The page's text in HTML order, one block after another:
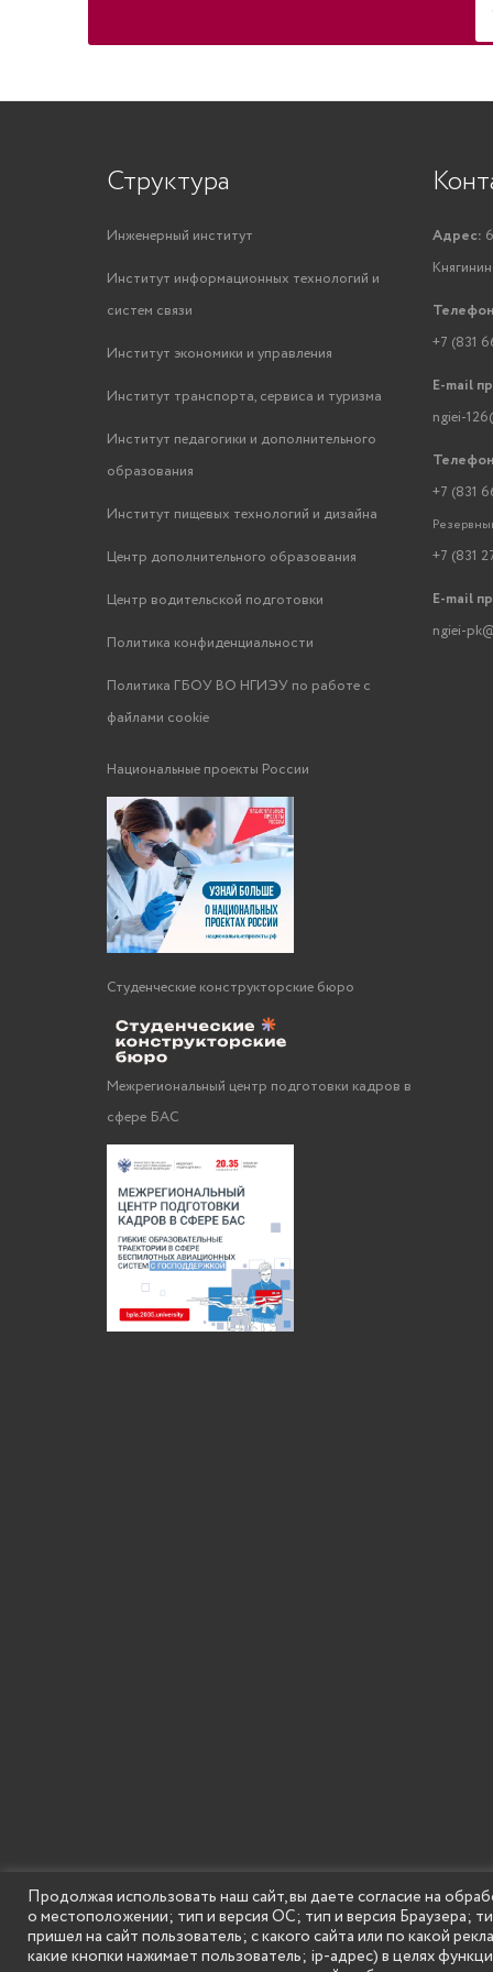
Структура
Инженерный институт
Институт информационных технологий и
систем связи
Институт экономики и управления
Институт транспорта, сервиса и туризма
Институт педагогики и дополнительного
образования
Институт пищевых технологий и дизайна
Центр дополнительного образования
Центр водительской подготовки
Политика конфиденциальности
Политика ГБОУ ВО НГИЭУ по работе с
файлами cookie
Национальные проекты России
Студенческие конструкторские бюро
Межрегиональный центр подготовки кадров в
сфере БАС
Адрес:
+7 (831
E-mail
ngiei-
+7 (831
+7 (831
E-mail
ngiei-
Продолжая использовать наш сайт, вы даете согласие на
о местоположении; тип и версия ОС; тип и версия Браузера;
пришел на сайт пользователь; с какого сайта или по какой
какие кнопки нажимает пользователь; ip-адрес) в целях